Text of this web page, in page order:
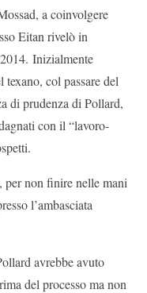
a coinvolgere
Eitan rivelò in
Inizialmente
col passare del
di prudenza di Pollard,
con il “lavoro-
per non finire nelle mani
l’ambasciata
avrebbe avuto
del processo ma non